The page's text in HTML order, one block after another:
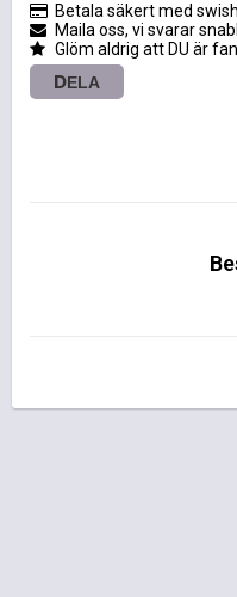
Betala säkert med
Maila oss, vi svarar
Glöm aldrig att DU är
DELA